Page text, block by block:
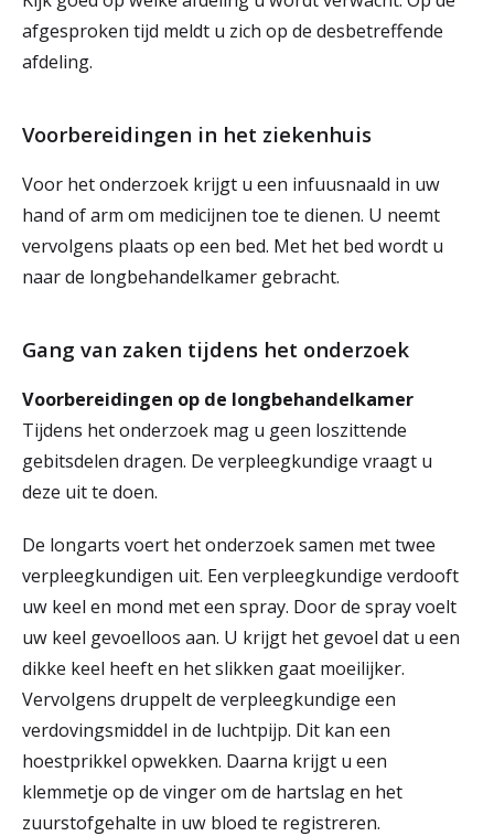
afgesproken tijd meldt u zich op de desbetreffende
afdeling.
Voorbereidingen in het ziekenhuis
Voor het onderzoek krijgt u een infuusnaald in uw
hand of arm om medicijnen toe te dienen. U neemt
vervolgens plaats op een bed. Met het bed wordt u
naar de longbehandelkamer gebracht.
Gang van zaken tijdens het onderzoek
Voorbereidingen op de longbehandelkamer
Tijdens het onderzoek mag u geen loszittende
gebitsdelen dragen. De verpleegkundige vraagt u
deze uit te doen.
De longarts voert het onderzoek samen met twee
verpleegkundigen uit. Een verpleegkundige verdooft
uw keel en mond met een spray. Door de spray voelt
uw keel gevoelloos aan. U krijgt het gevoel dat u een
dikke keel heeft en het slikken gaat moeilijker.
Vervolgens druppelt de verpleegkundige een
verdovingsmiddel in de luchtpijp. Dit kan een
hoestprikkel opwekken. Daarna krijgt u een
klemmetje op de vinger om de hartslag en het
zuurstofgehalte in uw bloed te registreren.